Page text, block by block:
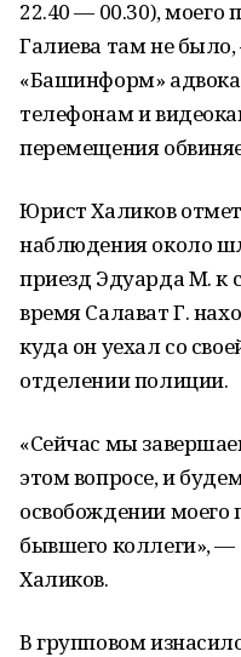
22.40 — 00.30), моего
Галиева там не
«Башинформ»
телефонам и
перемещения
Юрист Халиков
наблюдения около
приезд Эдуарда М. к
время Салават Г.
куда он уехал со
отделении полиции.
«Сейчас мы
этом вопросе, и
освобождении моего
бывшего коллеги»,
Халиков.
В групповом